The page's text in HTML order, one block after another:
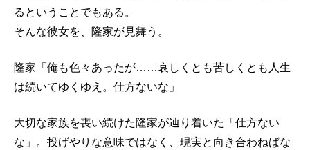
るということでもある。
そんな彼女を、隆家が見舞う。
隆家「俺も色々あったが……哀しくとも苦しくとも人生
は続いてゆくゆえ。仕方ないな」
大切な家族を喪い続けた隆家が辿り着いた「仕方ない
な」。投げやりな意味ではなく、現実と向き合わねばな